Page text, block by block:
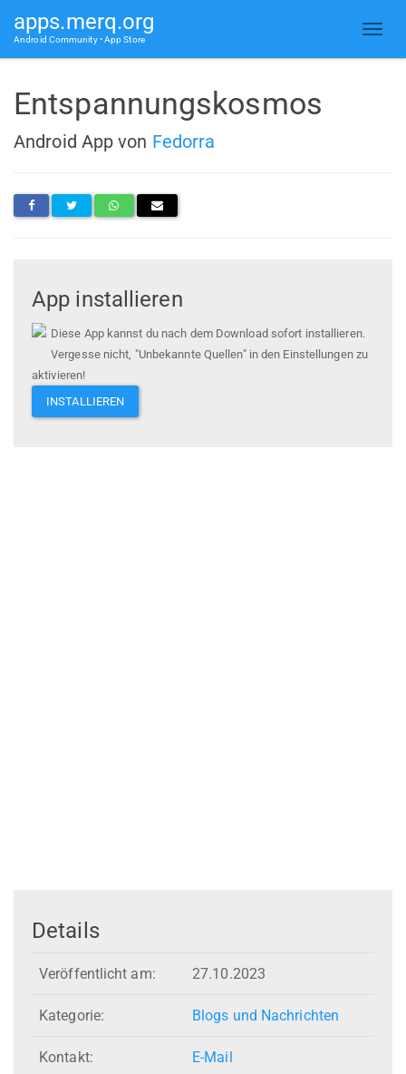
apps.merq.org
Android Community • App Store
Entspannungskosmos
Android App von Fedorra
App installieren
Diese App kannst du nach dem Download sofort installieren.
Vergesse nicht, "Unbekannte Quellen" in den Einstellungen zu
aktivieren!
INSTALLIEREN
Details
Veröffentlicht am: 27.10.2023
Kategorie: Blogs und Nachrichten
Kontakt: E-Mail